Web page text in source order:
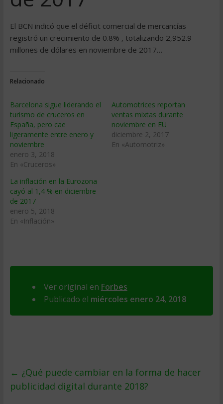
El BCN indicó que el déficit comercial de mercancías
registró un crecimiento de 0.8% , totalizando 2,952.9
millones de dólares en noviembre de 2017…
Relacionado
Barcelona sigue liderando el
turismo de cruceros en
España, pero cae
ligeramente entre enero y
noviembre
enero 3, 2018
En «Cruceros»
Automotrices reportan
ventas mixtas durante
noviembre en EU
diciembre 2, 2017
En «Automotriz»
La inflación en la Eurozona
cayó al 1,4 % en diciembre
de 2017
enero 5, 2018
En «Inflación»
Ver original en Forbes
Publicado el miércoles enero 24, 2018
← ¿Qué puede cambiar en la forma de hacer
publicidad digital durante 2018?